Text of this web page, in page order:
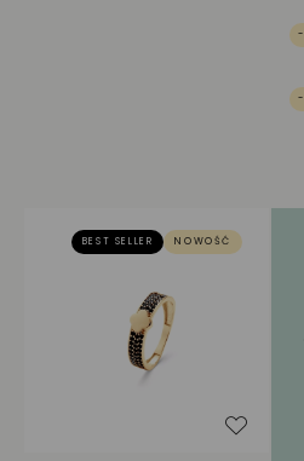
-
-
BEST SELLER NOWOŚĆ
Dodaj